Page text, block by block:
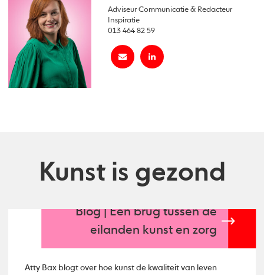
Adviseur Communicatie & Redacteur
Inspiratie
013 464 82 59
Kunst is gezond
Blog | Een brug tussen de
eilanden kunst en zorg
Atty Bax blogt over hoe kunst de kwaliteit van leven